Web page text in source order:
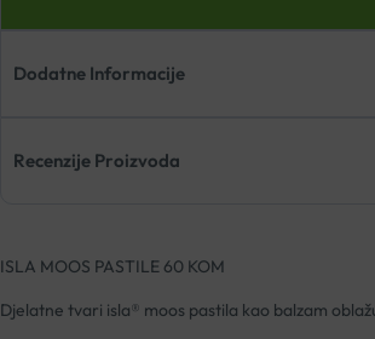
Dodatne Informacije
Recenzije Proizvoda
ISLA MOOS PASTILE 60 KOM
Djelatne tvari isla® moos pastila kao balzam